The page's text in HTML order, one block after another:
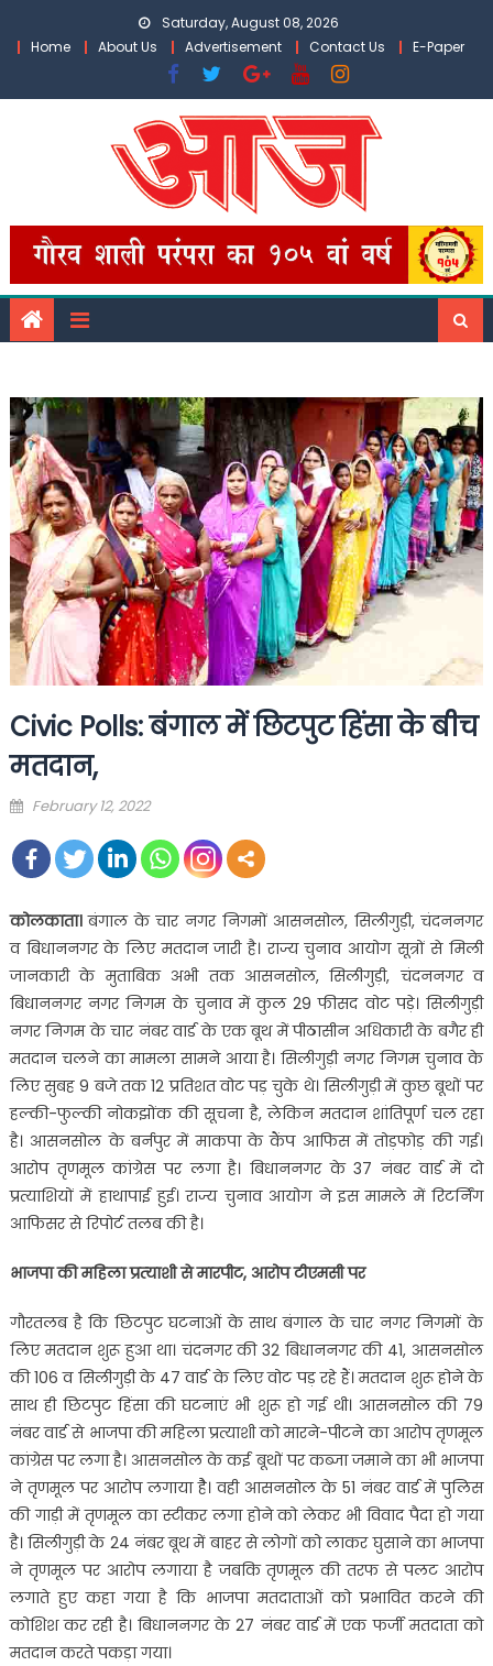
Saturday, August 08, 2026
Home
About Us Advertisement Contact Us E-Paper
Civic Polls: बंगाल में छिटपुट हिंसा के बीच
मतदान,
Posted
February 12, 2022
कोलकाता।बंगाल के चार नगर निगमों आसनसोल, सिलीगुड़ी, चंदननगर
व बिधाननगर के लिए मतदान जारी है। राज्य चुनाव आयोग सूत्रों से मिली
जानकारी के मुताबिक अभी तक आसनसोल, सिलीगुड़ी, चंदननगर व
बिधाननगर नगर निगम के चुनाव में कुल 29 फीसद वोट पड़े। सिलीगुड़ी
नगर निगम के चार नंबर वार्ड के एक बूथ में पीठासीन अधिकारी के बगैर ही
मतदान चलने का मामला सामने आया है। सिलीगुड़ी नगर निगम चुनाव के
लिए सुबह 9 बजे तक 12 प्रतिशत वोट पड़ चुके थे। सिलीगुड़ी में कुछ बूथों पर
हल्की-फुल्की नोकझोंक की सूचना है, लेकिन मतदान शांतिपूर्ण चल रहा
है। आसनसोल के बर्नपुर में माकपा के कैंप आफिस में तोड़फोड़ की गई।
आरोप तृणमूल कांग्रेस पर लगा है। बिधाननगर के 37 नंबर वार्ड में दो
प्रत्याशियों में हाथापाई हुई। राज्य चुनाव आयोग ने इस मामले में रिटर्निंग
आफिसर से रिपोर्ट तलब की है।
भाजपा की महिला प्रत्‍याशी से मारपीट, आरोप टीएमसी पर
गौरतलब है कि छिटपुट घटनाओं के साथ बंगाल के चार नगर निगमों के
लिए मतदान शुरू हुआ था। चंदनगर की 32 बिधाननगर की 41, आसनसोल
की 106 व सिलीगुड़ी के 47 वार्ड के लिए वोट पड़ रहे हैं। मतदान शुरू होने के
साथ ही छिटपुट हिंसा की घटनाएं भी शुरू हो गई थी। आसनसोल की 79
नंबर वार्ड से भाजपा की महिला प्रत्याशी को मारने-पीटने का आरोप तृणमूल
कांग्रेस पर लगा है। आसनसोल के कई बूथों पर कब्जा जमाने का भी भाजपा
ने तृणमूल पर आरोप लगाया हैै। वही आसनसोल के 51 नंबर वार्ड में पुलिस
की गाड़ी में तृणमूल का स्टीकर लगा होने को लेकर भी विवाद पैदा हो गया
है। सिलीगुड़ी के 24 नंबर बूथ में बाहर से लोगों को लाकर घुसाने का भाजपा
ने तृणमूल पर आरोप लगाया है जबकि तृणमूल की तरफ से पलट आरोप
लगाते हुए कहा गया है कि भाजपा मतदाताओं को प्रभावित करने की
कोशिश कर रही है। बिधाननगर के 27 नंबर वार्ड में एक फर्जी मतदाता को
मतदान करते पकड़ा गया।